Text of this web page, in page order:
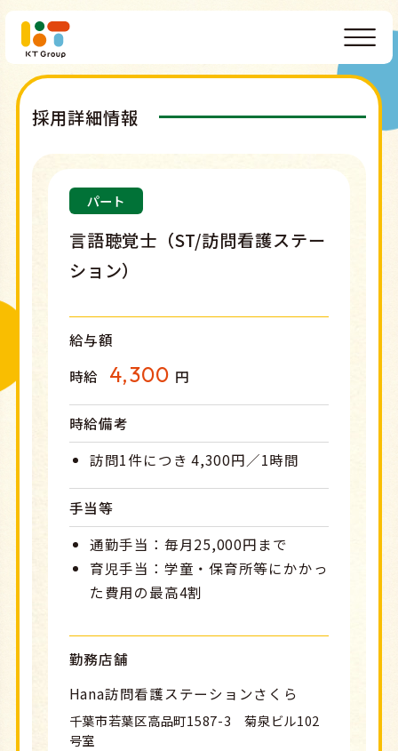
採用詳細情報
パート
言語聴覚士（ST/訪問看護ステー
ション）
給与額
時給
4,300 円
時給備考
訪問1件につき 4,300円／1時間
手当等
通勤手当：毎月25,000円まで
育児手当：学童・保育所等にかかっ
た費用の最高4割
勤務店舗
Hana訪問看護ステーションさくら
千葉市若葉区高品町1587-3 菊泉ビル102
号室